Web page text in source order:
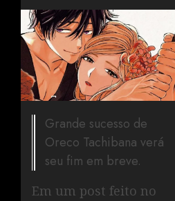
Grande sucesso de
Oreco Tachibana verá
seu fim em breve.
Em um post feito no